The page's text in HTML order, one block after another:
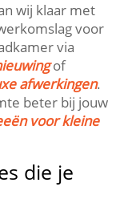
wij klaar met
voor
via
of
afwerkingen.
beter bij jouw
voor kleine
die je